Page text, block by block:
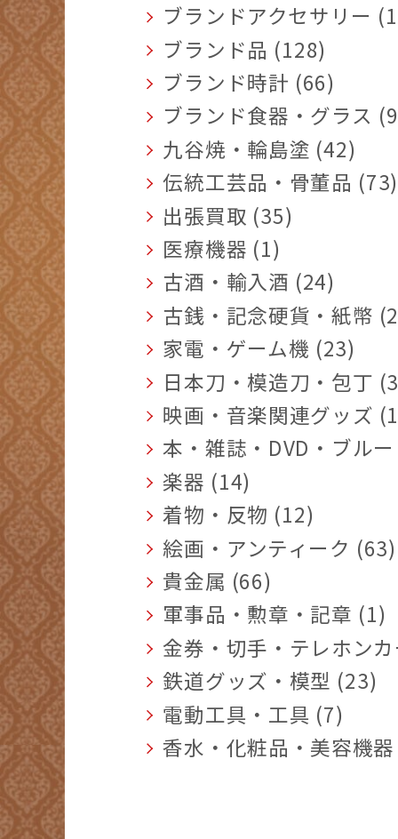
ブランドアクセサリー
ブランド品 (128)
ブランド時計 (66)
ブランド食器・グラス
九谷焼・輪島塗 (42)
伝統工芸品・骨董品 (73)
出張買取 (35)
医療機器 (1)
古酒・輸入酒 (24)
古銭・記念硬貨・紙幣
家電・ゲーム機 (23)
日本刀・模造刀・包丁
映画・音楽関連グッズ
本・雑誌・DVD・ブル
楽器 (14)
着物・反物 (12)
絵画・アンティーク (63)
貴金属 (66)
軍事品・勲章・記章 (1)
金券・切手・テレホン
鉄道グッズ・模型 (23)
電動工具・工具 (7)
香水・化粧品・美容機